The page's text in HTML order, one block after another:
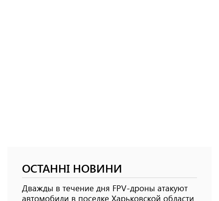
ОСТАННІ НОВИНИ
Дважды в течение дня FPV-дроны атакуют
автомобили в поселке Харьковской области